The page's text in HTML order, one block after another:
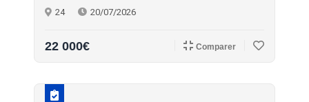
24 20/07/2026
22 000€ Comparer